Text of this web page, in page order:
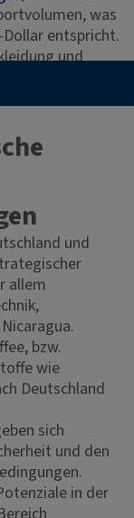
was
entspricht.
und
7,9 % sowie
die etwa
und
allem
bzw.
wie
Deutschland
sich
und den
in der